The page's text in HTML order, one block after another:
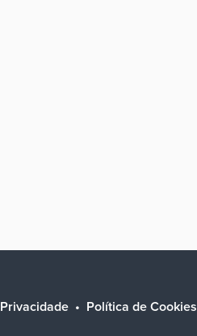
Privacidade Política de Cookies